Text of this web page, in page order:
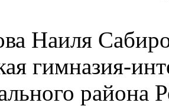
Наиля
гимназия-
района